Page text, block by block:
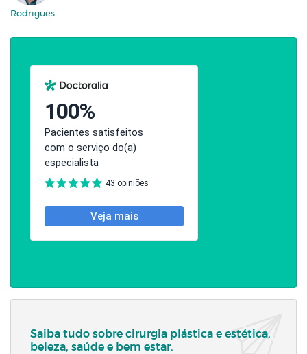
Rodrigues
Saiba tudo sobre cirurgia plástica e estética,
beleza, saúde e bem estar.